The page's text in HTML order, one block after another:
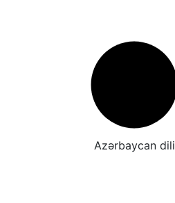
Azərbaycan dili